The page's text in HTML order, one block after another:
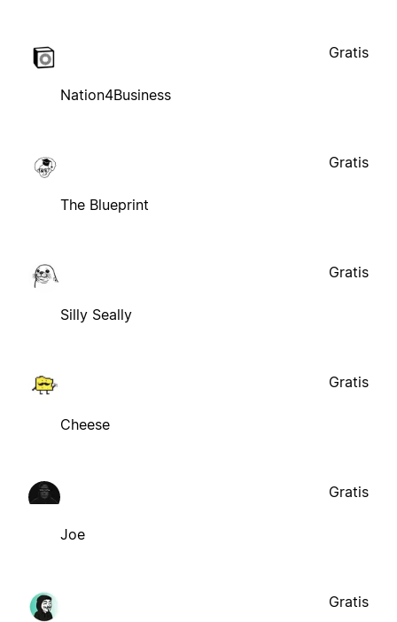
Nation4Business
Gratis
The Blueprint
Gratis
Silly Seally
Gratis
Cheese
Gratis
Joe
Gratis
Gratis